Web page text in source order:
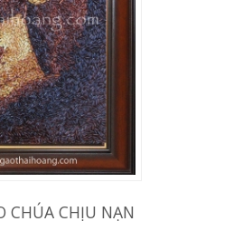
CHÚA CHỊU NẠN